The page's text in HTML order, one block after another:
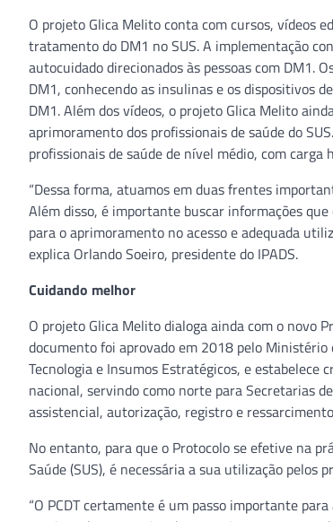
O projeto Glica Melito conta com cursos, vídeos
tratamento do DM1 no SUS. A implementação
autocuidado direcionados às pessoas com DM1.
DM1, conhecendo as insulinas e os dispositivos
DM1. Além dos vídeos, o projeto Glica Melito
aprimoramento dos profissionais de saúde do
profissionais de saúde de nível médio, com
“Dessa forma, atuamos em duas frentes
Além disso, é importante buscar informações
para o aprimoramento no acesso e adequada
explica Orlando Soeiro, presidente do IPADS.
Cuidando melhor
O projeto Glica Melito dialoga ainda com o novo
documento foi aprovado em 2018 pelo Ministério
Tecnologia e Insumos Estratégicos, e
nacional, servindo como norte para Secretarias
assistencial, autorização, registro e
No entanto, para que o Protocolo se efetive na
Saúde (SUS), é necessária a sua utilização pelos
“O PCDT certamente é um passo importante